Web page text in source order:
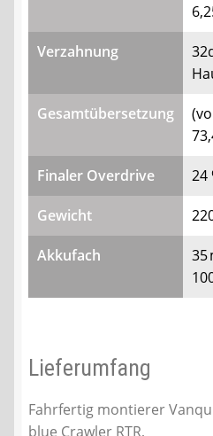
Verzahnung
Gesamtübersetzung
Finaler Overdrive 24
Gewicht
Akkufach
35
Lieferumfang
Fahrfertig montierer
blue Crawler RTR,